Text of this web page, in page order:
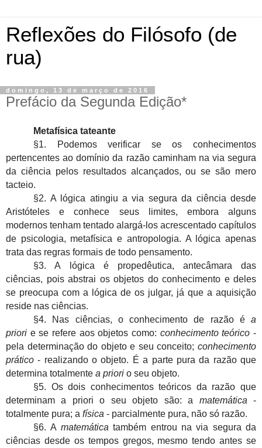
Reflexões do Filósofo (de
rua)
domingo, 13 de março de 2016
Prefácio da Segunda Edição*
Metafísica tateante
§1. Podemos verificar se os conhecimentos
pertencentes ao domínio da razão caminham na via segura
da ciência pelos resultados alcançados, ou se são mero
tacteio.
§2. A lógica atingiu a via segura da ciência desde
Aristóteles e conhece seus limites, embora alguns
modernos tenham tentado alargá-los acrescentado capítulos
de psicologia, metafísica e antropologia. A lógica apenas
trata das regras formais de todo pensamento.
§3. A lógica é propedêutica, antecâmara das
ciências, pois abstrai os objetos do conhecimento e deles
se preocupa com a lógica de os julgar, já que a aquisição
reside nas ciências.
§4. Nas ciências, o conhecimento de razão é
a
priori e se refere aos objetos como: conhecimento teórico -
pela determinação do objeto e seu conceito; conhecimento
prático - realizando o objeto. É a parte pura da razão que
determina totalmente a priori o seu objeto.
§5. Os dois conhecimentos teóricos da razão que
determinam a priori o seu objeto são: a
matemática
-
totalmente pura; a física - parcialmente pura, não só razão.
§6. A matemática também entrou na via segura da
ciências desde os tempos gregos, mesmo tendo antes se